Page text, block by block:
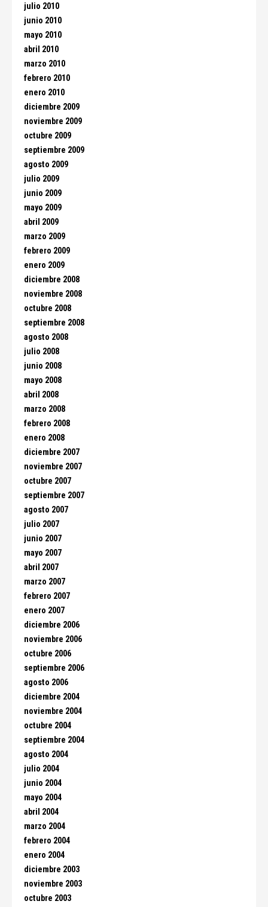
julio 2010
junio 2010
mayo 2010
abril 2010
marzo 2010
febrero 2010
enero 2010
diciembre 2009
noviembre 2009
octubre 2009
septiembre 2009
agosto 2009
julio 2009
junio 2009
mayo 2009
abril 2009
marzo 2009
febrero 2009
enero 2009
diciembre 2008
noviembre 2008
octubre 2008
septiembre 2008
agosto 2008
julio 2008
junio 2008
mayo 2008
abril 2008
marzo 2008
febrero 2008
enero 2008
diciembre 2007
noviembre 2007
octubre 2007
septiembre 2007
agosto 2007
julio 2007
junio 2007
mayo 2007
abril 2007
marzo 2007
febrero 2007
enero 2007
diciembre 2006
noviembre 2006
octubre 2006
septiembre 2006
agosto 2006
diciembre 2004
noviembre 2004
octubre 2004
septiembre 2004
agosto 2004
julio 2004
junio 2004
mayo 2004
abril 2004
marzo 2004
febrero 2004
enero 2004
diciembre 2003
noviembre 2003
octubre 2003